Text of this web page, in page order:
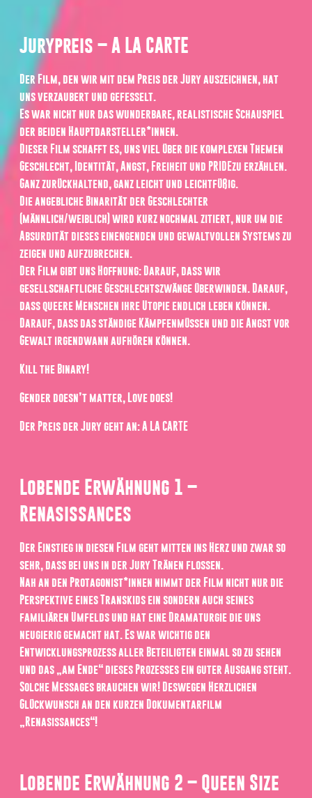
Jurypreis – A LA CARTE
Der Film, den wir mit dem Preis der Jury auszeichnen, hat
uns verzaubert und gefesselt.
Es war nicht nur das wunderbare, realistische Schauspiel
der beiden Hauptdarsteller*innen.
Dieser Film schafft es, uns viel über die komplexen Themen
Geschlecht, Identität, Angst, Freiheit und PRIDEzu erzählen.
Ganz zurückhaltend, ganz leicht und leichtfüßig.
Die angebliche Binarität der Geschlechter
(männlich/weiblich) wird kurz nochmal zitiert, nur um die
Absurdität dieses einengenden und gewaltvollen Systems zu
zeigen und aufzubrechen.
Der Film gibt uns Hoffnung: Darauf, dass wir
gesellschaftliche Geschlechtszwänge überwinden. Darauf,
dass queere Menschen ihre Utopie endlich leben können.
Darauf, dass das ständige Kämpfenmüssen und die Angst vor
Gewalt irgendwann aufhören können.
Kill the Binary!
Gender doesn’t matter, Love does!
Der Preis der Jury geht an: A LA CARTE
Lobende Erwähnung 1 –
Renasissances
Der Einstieg in diesen Film geht mitten ins Herz und zwar so
sehr, dass bei uns in der Jury Tränen flossen.
Nah an den Protagonist*innen nimmt der Film nicht nur die
Perspektive eines Transkids ein sondern auch seines
familiären Umfelds und hat eine Dramaturgie die uns
neugierig gemacht hat. Es war wichtig den
Entwicklungsprozess aller Beteiligten einmal so zu sehen
und das „am Ende“ dieses Prozesses ein guter Ausgang steht.
Solche Messages brauchen wir! Deswegen Herzlichen
Glückwunsch an den kurzen Dokumentarfilm
„Renasissances“!
Lobende Erwähnung 2 – Queen Size